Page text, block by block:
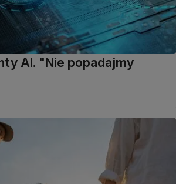
AI. "Nie popadajmy